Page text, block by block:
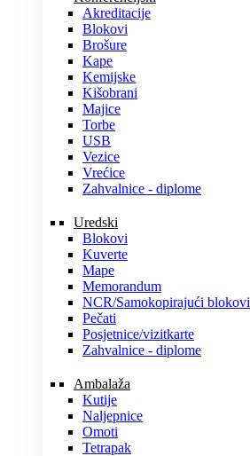
Akreditacije
Blokovi
Brošure
Kape
Kemijske
Kišobrani
Majice
Torbe
USB
Vezice
Vrećice
Zahvalnice - diplome
Uredski
Blokovi
Kuverte
Mape
Memorandum
NCR/Samokopirajući blokovi
Pečati
Posjetnice/vizitkarte
Zahvalnice - diplome
Ambalaža
Kutije
Naljepnice
Omoti
Tetrapak